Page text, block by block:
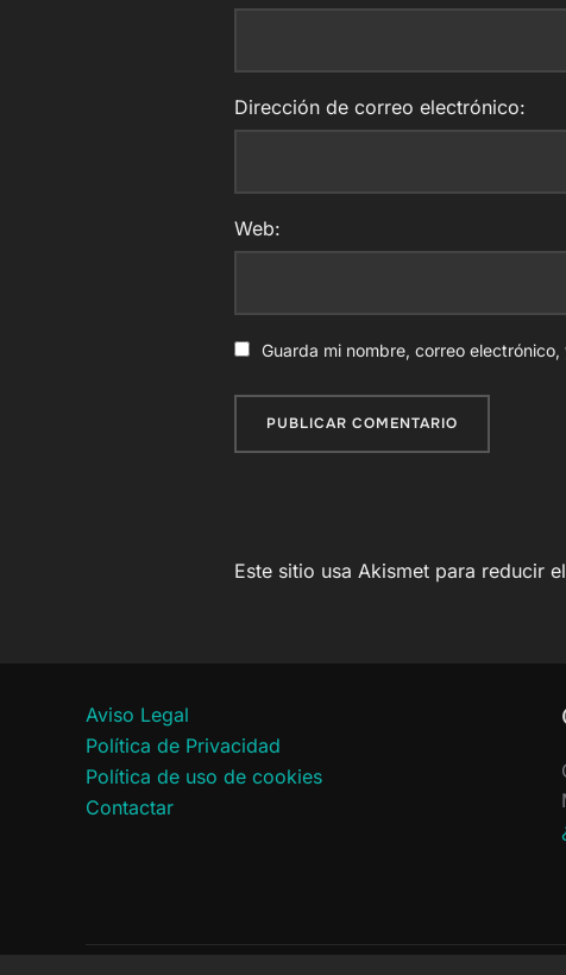
Dirección de correo electrónico:
Web:
Guarda mi nombre, correo
Este sitio usa Akismet para reducir
Aviso Legal
Política de Privacidad
Política de uso de cookies
Contactar